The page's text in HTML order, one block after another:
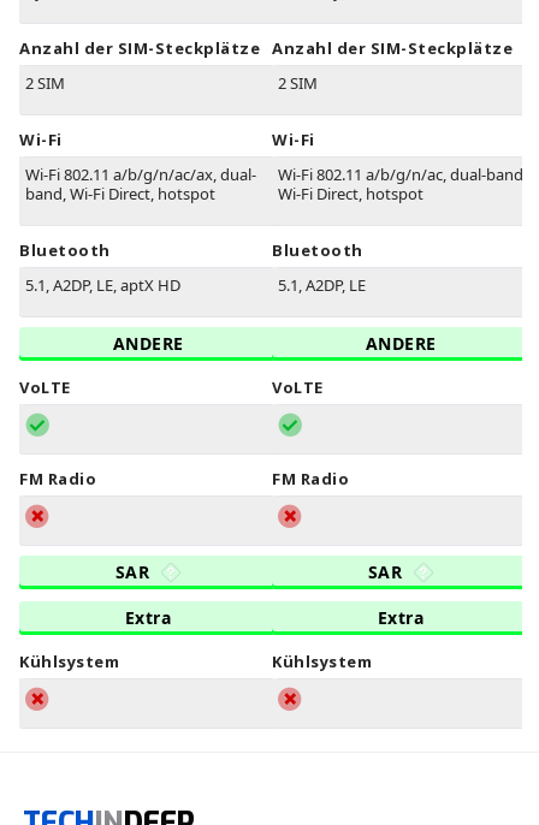
Anzahl der SIM-Steckplätze
2 SIM
Wi-Fi
Wi-Fi 802.11 a/b/g/n/ac/ax, dual-
band, Wi-Fi Direct, hotspot
Bluetooth
5.1, A2DP, LE, aptX HD
ANDERE
VoLTE
FM Radio
SAR
Extra
Kühlsystem
Anzahl der SIM-Steckplätze
2 SIM
Wi-Fi
Wi-Fi 802.11 a/b/g/n/ac, dual-band,
Wi-Fi Direct, hotspot
Bluetooth
5.1, A2DP, LE
ANDERE
VoLTE
FM Radio
SAR
Extra
Kühlsystem